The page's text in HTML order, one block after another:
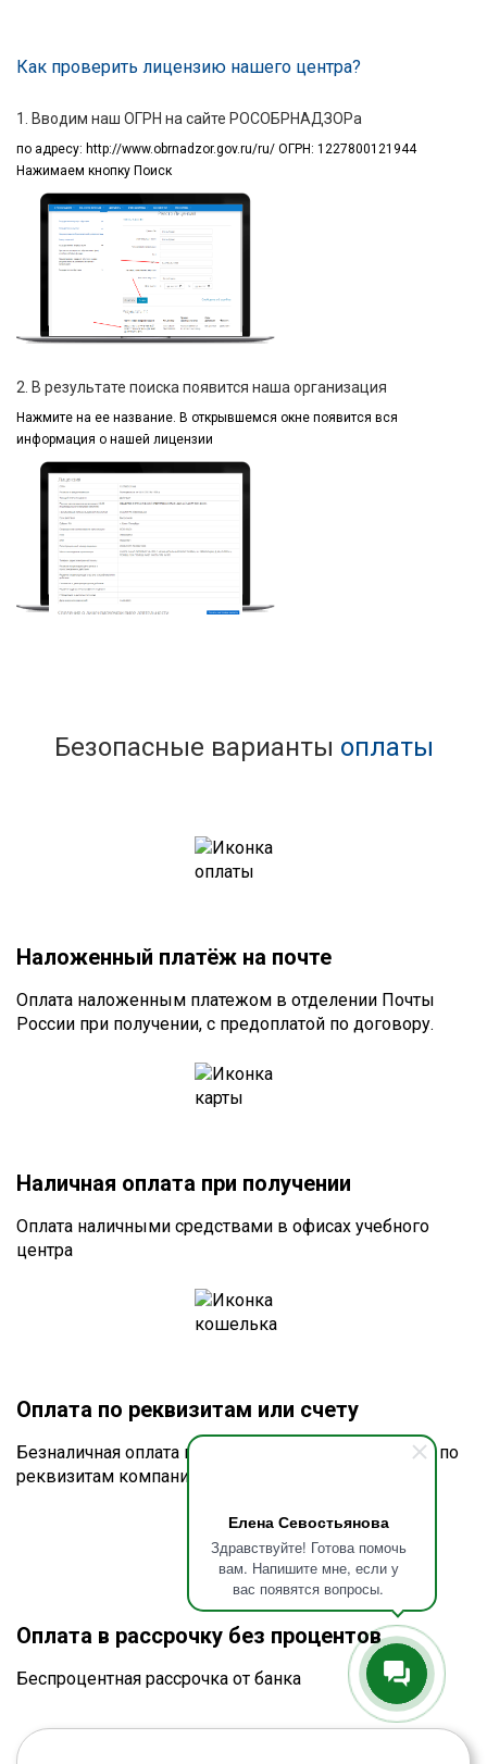
Елена Севостьянова
Здравствуйте! Готова помочь
вам. Напишите мне, если у
вас появятся вопросы.
Как проверить лицензию нашего центра?
1. Вводим наш ОГРН на сайте РОСОБРНАДЗОРа
по адресу: http://www.obrnadzor.gov.ru/ru/ ОГРН: 1227800121944
Нажимаем кнопку Поиск
2. В результате поиска появится наша организация
Нажмите на ее название. В открывшемся окне появится вся
информация о нашей лицензии
Безопасные варианты оплаты
Наложенный платёж на почте
Оплата наложенным платежом в отделении Почты
России при получении, с предоплатой по договору.
Наличная оплата при получении
Оплата наличными средствами в офисах учебного
центра
Оплата по реквизитам или счету
Безналичная оплата по счёту для юридических лиц по
реквизитам компании
Оплата в рассрочку без процентов
Беспроцентная рассрочка от банка